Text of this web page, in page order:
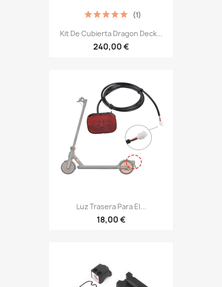
Kit De Cubierta Dragon Deck...
240,00 €
(1)
Luz Trasera Para El...
18,00 €